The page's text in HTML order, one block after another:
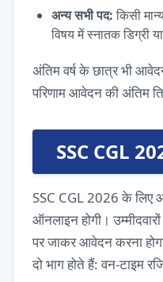
अन्य सभी पद: किसी
विषय में स्नातक डिग्री
अंतिम वर्ष के छात्र भी
परिणाम आवेदन की अंतिम
SSC CGL
SSC CGL 2026 के लिए
ऑनलाइन होगी।
पर जाकर आवेदन करना
दो भाग होते हैं: वन-टाइम